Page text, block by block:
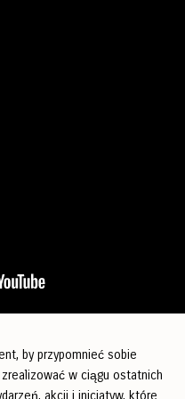
by przypomnieć sobie
w ciągu ostatnich